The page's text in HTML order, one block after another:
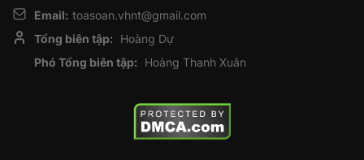
Email: toasoan.vhnt@gmail.com
Tổng biên tập:
Hoàng Dự
Phó Tổng biên tập:
Hoàng Thanh Xuân